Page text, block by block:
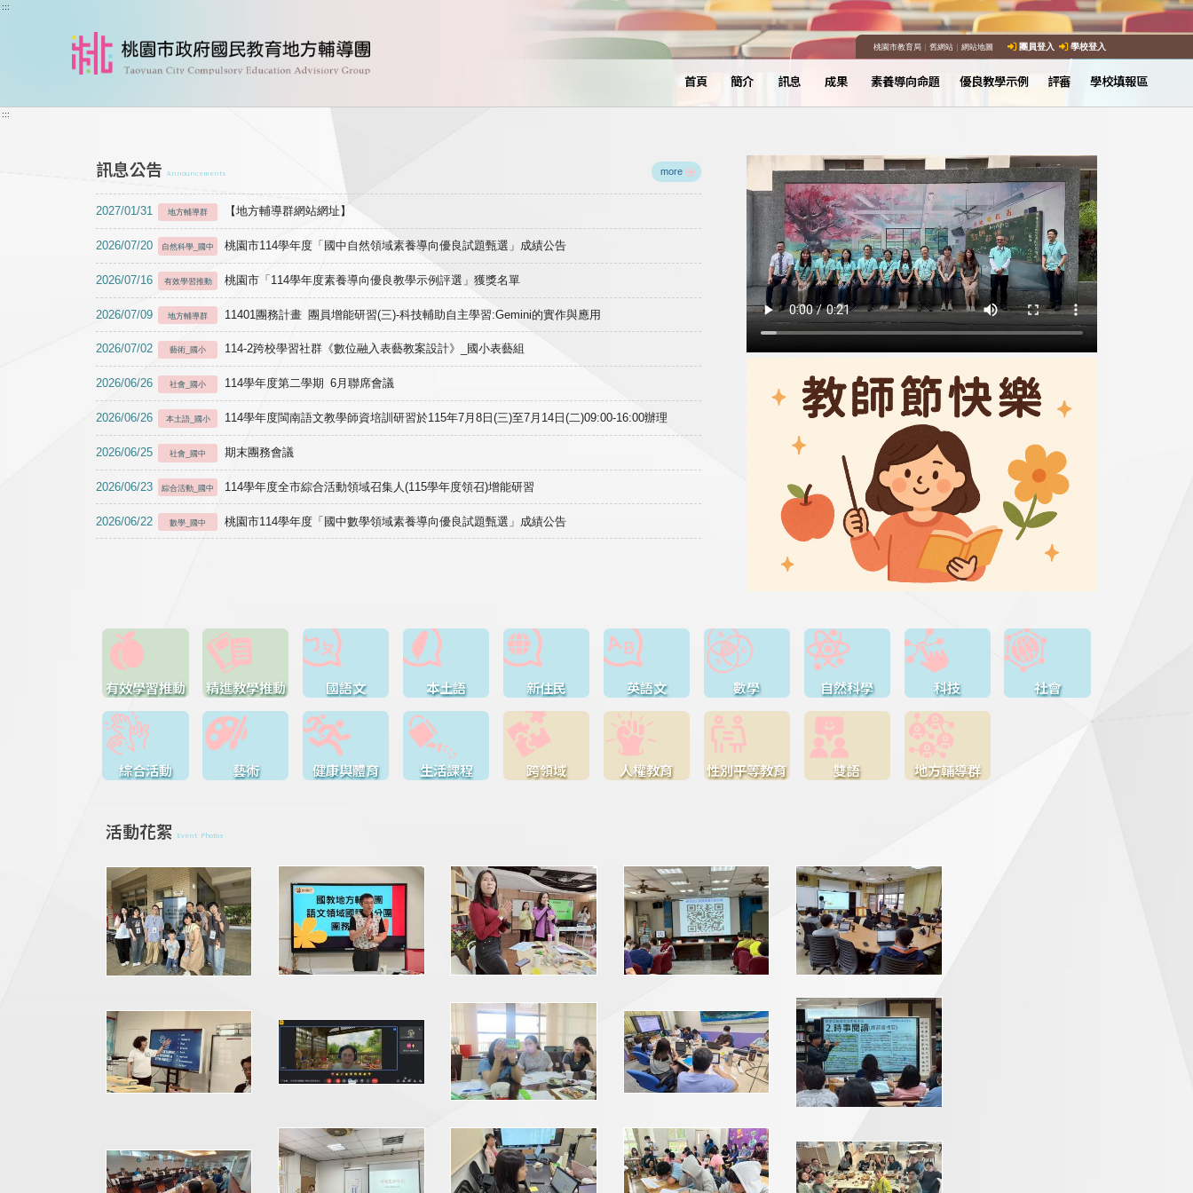
跳到主要內容
:::
桃園市教育局｜ 舊網站｜ 網站地圖 團員登入 學校登入
首頁 簡介 訊息 成果 素養導向命題 優良教學示例 評審 學校填報區
:::
訊息公告 Announcements more
2027/01/31 地方輔導群 【地方輔導群網站網址】
2026/07/20 自然科學_國中 桃園市114學年度「國中自然領域素養導向優良試題甄選」成績公告
2026/07/16 有效學習推動 桃園市「114學年度素養導向優良教學示例評選」獲獎名單
2026/07/09 地方輔導群 11401團務計畫 團員增能研習(三)-科技輔助自主學習:Gemini的實作與應用
2026/07/02 藝術_國小 114-2跨校學習社群《數位融入表藝教案設計》_國小表藝組
2026/06/26 社會_國小 114學年度第二學期 6月聯席會議
2026/06/26 本土語_國小 114學年度閩南語文教學師資培訓研習於115年7月8日(三)至7月14日(二)09:00-16:00辦理
2026/06/25 社會_國中 期末團務會議
2026/06/23 綜合活動_國中 114學年度全市綜合活動領域召集人(115學年度領召)增能研習
2026/06/22 數學_國中 桃園市114學年度「國中數學領域素養導向優良試題甄選」成績公告
有效學習推動 精進教學推動 國語文 本土語 新住民 英語文 數學 自然科學 科技 社會
綜合活動 藝術 健康與體育 生活課程 跨領域 人權教育 性別平等教育 雙語 地方輔導群
活動花絮 Event Photos